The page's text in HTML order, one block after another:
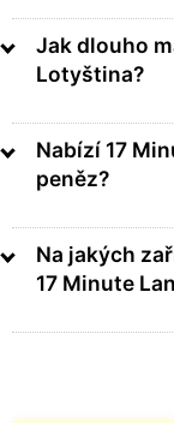
Jak dlouho
Lotyština?
Nabízí 17
peněz?
Na jakých
17 Minute